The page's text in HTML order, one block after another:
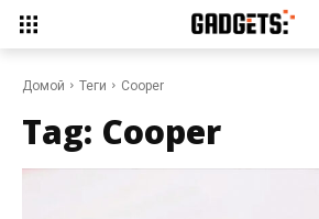
Домой Теги Cooper
Tag: Cooper